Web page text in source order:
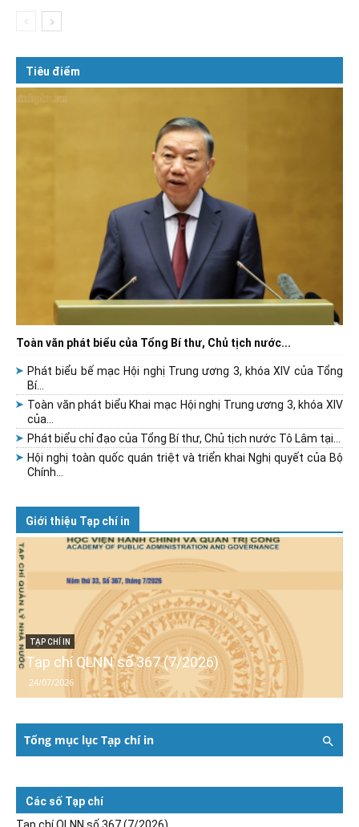
Tiêu điểm
Toàn văn phát biểu của Tổng Bí thư, Chủ tịch nước...
Phát biểu bế mạc Hội nghị Trung ương 3, khóa XIV của Tổng
Bí...
Toàn văn phát biểu Khai mạc Hội nghị Trung ương 3, khóa XIV
của...
Phát biểu chỉ đạo của Tổng Bí thư, Chủ tịch nước Tô Lâm tại...
Hội nghị toàn quốc quán triệt và triển khai Nghị quyết của Bộ
Chính...
Giới thiệu Tạp chí in
TẠP CHÍ IN
Tạp chí QLNN số 367 (7/2026)
24/07/2026
Tổng mục lục Tạp chí in
Các số Tạp chí
Tạp chí QLNN số 367 (7/2026)